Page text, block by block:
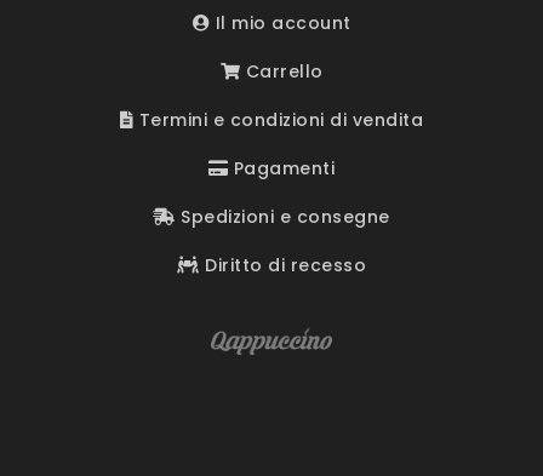
Il mio account
Carrello
Termini e condizioni di vendita
Pagamenti
Spedizioni e consegne
Diritto di recesso